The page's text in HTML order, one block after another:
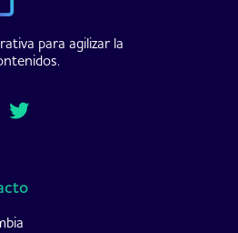
para agilizar la